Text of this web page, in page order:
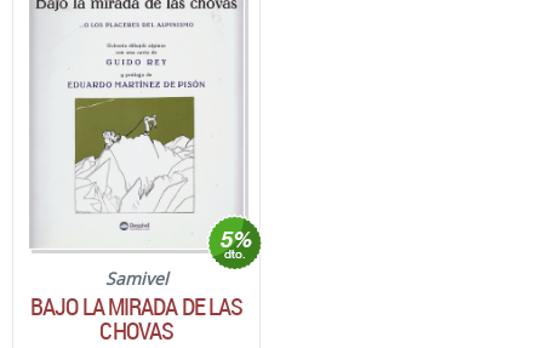
Samivel
BAJO LA MIRADA DE LAS
CHOVAS